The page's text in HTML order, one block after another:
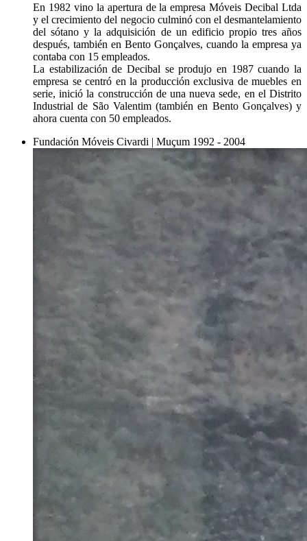
En 1982 vino la apertura de la empresa Móveis Decibal Ltda
y el crecimiento del negocio culminó con el desmantelamiento
del sótano y la adquisición de un edificio propio tres años
después, también en Bento Gonçalves, cuando la empresa ya
contaba con 15 empleados.
La estabilización de Decibal se produjo en 1987 cuando la
empresa se centró en la producción exclusiva de muebles en
serie, inició la construcción de una nueva sede, en el Distrito
Industrial de São Valentim (también en Bento Gonçalves) y
ahora cuenta con 50 empleados.
Fundación Móveis Civardi | Muçum 1992 - 2004